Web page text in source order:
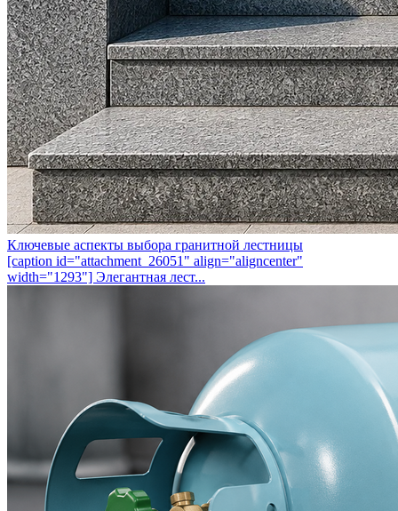
Ключевые аспекты выбора гранитной лестницы
[caption id="attachment_26051" align="aligncenter"
width="1293"] Элегантная лест...